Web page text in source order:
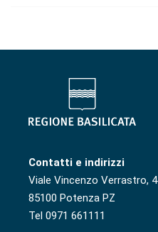
Contatti e indirizzi
Viale Vincenzo Verrastro, 4
85100 Potenza PZ
Tel 0971 661111